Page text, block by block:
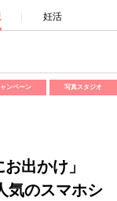
妊活
ンペーン 写真スタジオ
出かけ」
気のスマホシ